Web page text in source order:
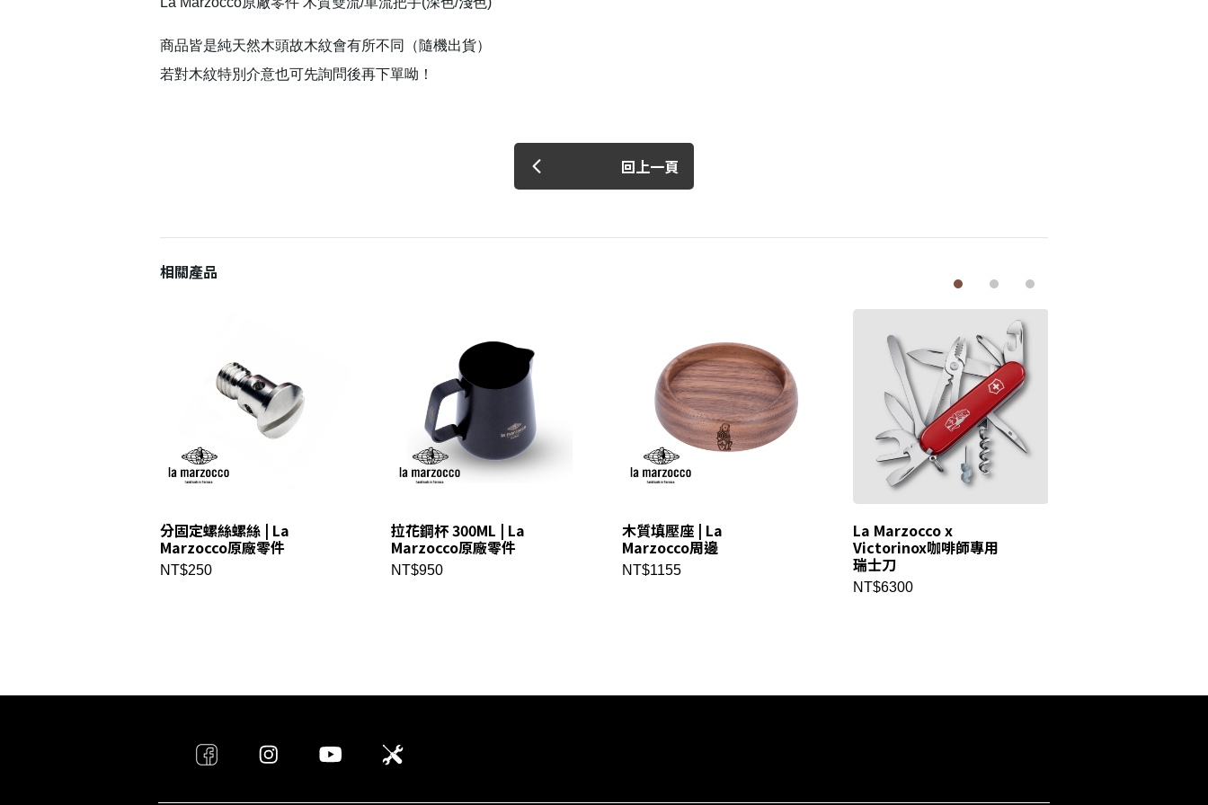
商品皆是純天然木頭故木紋會有所不同（隨機出貨）
若對木紋特別介意也可先詢問後再下單呦！
回上一頁
相關產品
分固定螺絲螺絲 | La
Marzocco原廠零件
NT$250
拉花鋼杯 300ML | La
Marzocco原廠零件
NT$950
木質填壓座 | La
Marzocco周邊
NT$1155
La Marzocco x
Victorinox咖啡師專用
瑞士刀
NT$6300